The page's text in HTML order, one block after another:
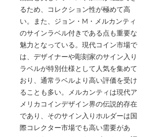
るため、コレクション性が極めて高
い。また、ジョン・M・メルカンティ
のサインラベル付きである点も重要な
魅力となっている。現代コイン市場で
は、デザイナーや彫刻家のサイン入り
ラベルが特別仕様として人気を集めて
おり、通常ラベルより高い評価を受け
ることも多い。メルカンティは現代ア
メリカコインデザイン界の伝説的存在
であり、そのサイン入りホルダーは国
際コレクター市場でも高い需要があ